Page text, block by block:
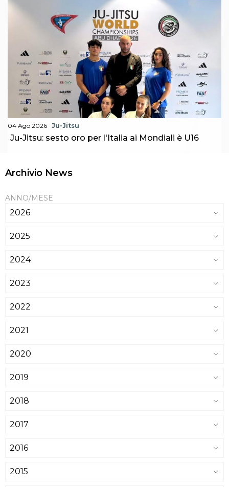
04 Ago 2026 Ju-Jitsu
Ju-Jitsu: sesto oro per l'Italia ai Mondiali è U16
Archivio News
ANNO/MESE
2026
2025
2024
2023
2022
2021
2020
2019
2018
2017
2016
2015